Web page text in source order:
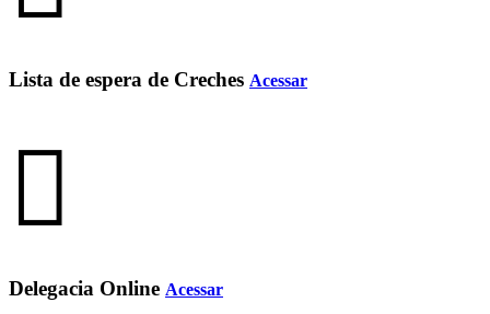
Lista de espera de Creches Acessar
Delegacia Online Acessar